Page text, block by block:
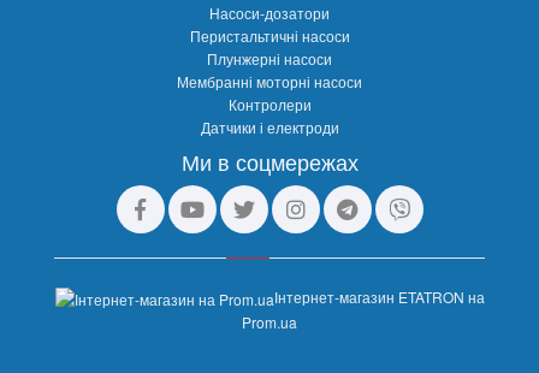
Насоси-дозатори
Перистальтичні насоси
Плунжерні насоси
Мембранні моторні насоси
Контролери
Датчики і електроди
Ми в соцмережах
Інтернет-магазин ETATRON на
Prom.ua